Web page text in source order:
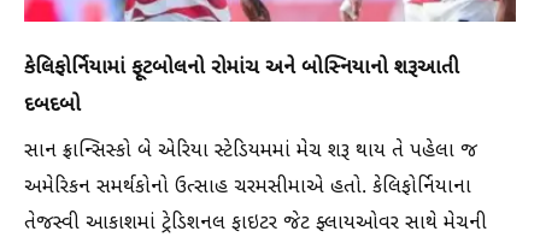
કેલિફોર્નિયામાં ફૂટબોલનો રોમાંચ અને બોસ્નિયાનો શરૂઆતી
દબદબો
સાન ફ્રાન્સિસ્કો બે એરિયા સ્ટેડિયમમાં મેચ શરૂ થાય તે પહેલા જ
અમેરિકન સમર્થકોનો ઉત્સાહ ચરમસીમાએ હતો. કેલિફોર્નિયાના
તેજસ્વી આકાશમાં ટ્રેડિશનલ ફાઇટર જેટ ફ્લાયઓવર સાથે મેચની